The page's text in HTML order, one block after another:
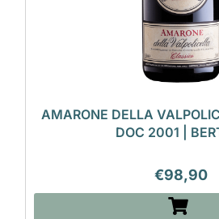
AMARONE DELLA
DOC 2001 |
€98,90